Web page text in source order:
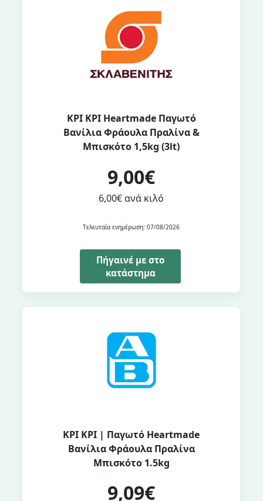
ΚΡΙ ΚΡΙ Heartmade Παγωτό
Βανίλια Φράουλα Πραλίνα &
Μπισκότο 1,5kg (3lt)
9,00€
6,00€ ανά κιλό
Τελευταία ενημέρωση: 07/08/2026
Πήγαινέ με στο
κατάστημα
ΚΡΙ ΚΡΙ | Παγωτό Heartmade
Βανίλια Φράουλα Πραλίνα
Μπισκότο 1.5kg
9,09€